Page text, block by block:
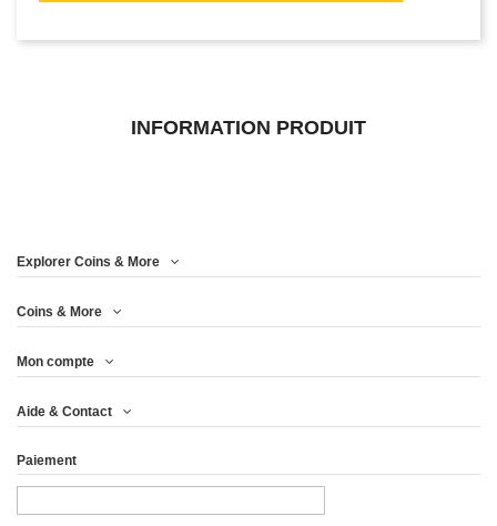
INFORMATION PRODUIT
Explorer Coins & More
Coins & More
Mon compte
Aide & Contact
Paiement